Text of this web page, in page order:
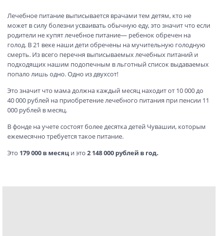
Лечебное питание выписывается врачами тем детям, кто не
может в силу болезни усваивать обычную еду, это значит что если
родители не купят лечебное питание— ребенок обречен на
голод. В 21 веке наши дети обречены на мучительную голодную
смерть. Из всего перечня выписываемых лечебных питаний и
подходящих нашим подопечным в льготный список выдаваемых
попало лишь одно. Одно из двухсот!
Это значит что мама должна каждый месяц находит от 10 000 до
40 000 рублей на приобретение лечебного питания при пенсии 11
000 рублей в месяц.
В фонде на учете состоят более десятка детей Чувашии, которым
ежемесячно требуется такое питание.
Это 179 000 в месяц и это 2 148 000 рублей в год.